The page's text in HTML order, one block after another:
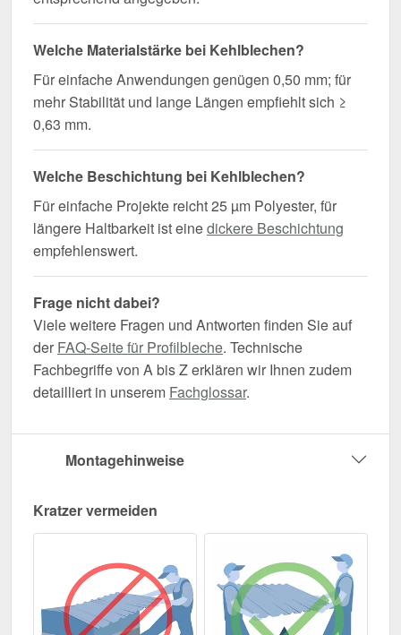
Welche Materialstärke bei Kehlblechen?
Für einfache Anwendungen genügen 0,50 mm; für
mehr Stabilität und lange Längen empfiehlt sich ≥
0,63 mm.
Welche Beschichtung bei Kehlblechen?
Für einfache Projekte reicht 25 µm Polyester, für
längere Haltbarkeit ist einedickere Beschichtung
empfehlenswert.
Frage nicht dabei?
Viele weitere Fragen und Antworten finden Sie auf
der FAQ-Seite für Profilbleche. Technische
Fachbegriffe von A bis Z erklären wir Ihnen zudem
detailliert in unserem Fachglossar.
Montagehinweise
Kratzer vermeiden